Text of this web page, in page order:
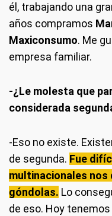
él, trabajando una
años compramos
Maxiconsumo. Me
empresa familiar.
-¿Le molesta que
considerada
-Eso no existe.
de segunda. Fue
multinacionales nos
góndolas. Lo
de eso. Hoy